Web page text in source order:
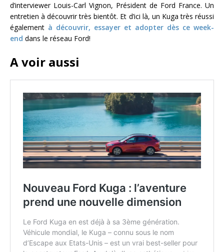
d’interviewer Louis-Carl Vignon, Président de Ford France. Un
entretien à découvrir très bientôt. Et d’ici là, un Kuga très réussi
également à découvrir, essayer et adopter dès ce week-
end dans le réseau Ford!
A voir aussi